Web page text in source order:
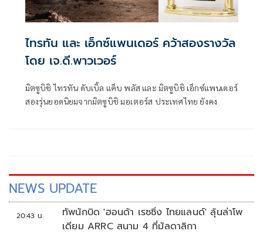
ไทรทัน และ เอ็กซ์แพนเดอร์ คว้าสองรางวัล
โดย เจ.ดี.พาวเวอร์
มิตซูบิชิ ไทรทัน ดับเบิ้ล แค็บ พลัส และ มิตซูบิชิ เอ็กซ์แพนเดอร์
สองรุ่นยอดนิยมจากมิตซูบิชิ มอเตอร์ส ประเทศไทย ยังคง
NEWS UPDATE
20:43 น.
ทัพนักบิด 'ฮอนด้า เรซซิ่ง ไทยแลนด์' ลุ้นล่าโพ
เดียม ARRC สนาม 4 ที่มัลดาลิกา